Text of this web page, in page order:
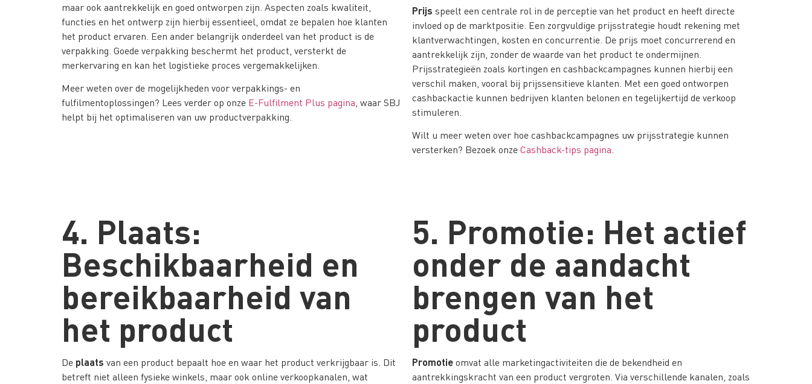
maar ook aantrekkelijk en goed ontworpen zijn. Aspecten zoals kwaliteit,
functies en het ontwerp zijn hierbij essentieel, omdat ze bepalen hoe klanten
het product ervaren. Een ander belangrijk onderdeel van het product is de
verpakking. Goede verpakking beschermt het product, versterkt de
merkervaring en kan het logistieke proces vergemakkelijken.
Meer weten over de mogelijkheden voor verpakkings- en
fulfilmentoplossingen? Lees verder op onze E-Fulfilment Plus pagina, waar SBJ
helpt bij het optimaliseren van uw productverpakking.
Prijs speelt een centrale rol in de perceptie van het product en heeft directe
invloed op de marktpositie. Een zorgvuldige prijsstrategie houdt rekening met
klantverwachtingen, kosten en concurrentie. De prijs moet concurrerend en
aantrekkelijk zijn, zonder de waarde van het product te ondermijnen.
Prijsstrategieën zoals kortingen en cashbackcampagnes kunnen hierbij een
verschil maken, vooral bij prijssensitieve klanten. Met een goed ontworpen
cashbackactie kunnen bedrijven klanten belonen en tegelijkertijd de verkoop
stimuleren.
Wilt u meer weten over hoe cashbackcampagnes uw prijsstrategie kunnen
versterken? Bezoek onze Cashback-tips pagina.
4. Plaats:
Beschikbaarheid en
bereikbaarheid van
het product
De plaats van een product bepaalt hoe en waar het product verkrijgbaar is. Dit
betreft niet alleen fysieke winkels, maar ook online verkoopkanalen, wat
5. Promotie: Het actief
onder de aandacht
brengen van het
product
Promotie omvat alle marketingactiviteiten die de bekendheid en
aantrekkingskracht van een product vergroten. Via verschillende kanalen, zoals